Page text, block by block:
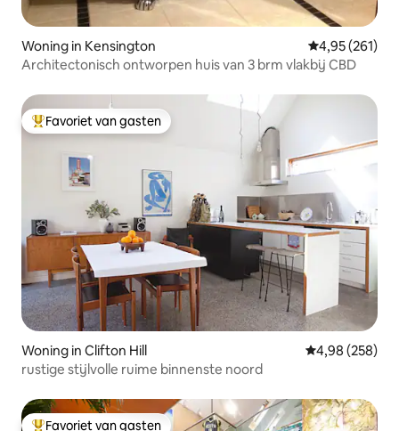
Woning in Kensington Gemiddelde
4,95 (261)
Architectonisch ontworpen huis van 3 brm vlakbij CBD
Topfavoriet van gasten
Favoriet van gasten
Woning in Clifton Hill Gemiddelde
4,98 (258)
rustige stijlvolle ruime binnenste noord
Favoriet van gasten